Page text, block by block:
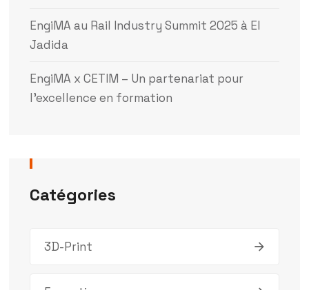
EngiMA au Rail Industry Summit 2025 à El
Jadida
EngiMA x CETIM – Un partenariat pour
l’excellence en formation
Catégories
3D-Print